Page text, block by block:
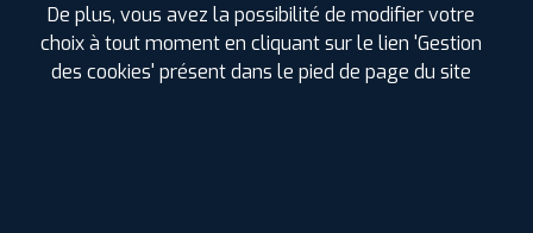
Vous pouvez utiliser les Euros cumuléssur les pneus,
l'entretien auto(vidange, freinage, suspension, géométrie,
climatisation et échappement) ou dans nos boutiques
d'accessoires. Pas de besoin dans l'immédiat, faites en
De plus, vous avez la possibilité de modifier votre
choix à tout moment en cliquant sur le lien 'Gestion
des cookies' présent dans le pied de page du site